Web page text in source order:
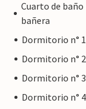
Cuarto de baño
bañera
Dormitorio n°
Dormitorio n°
Dormitorio n°
Dormitorio n°